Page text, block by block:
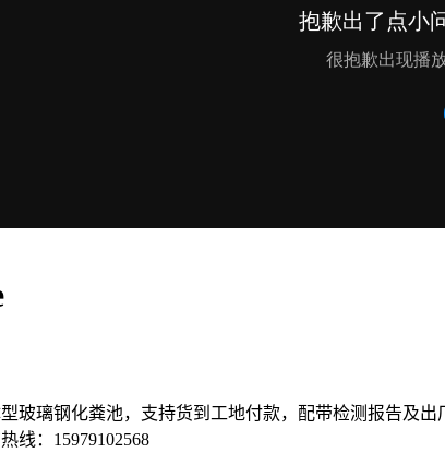
玻璃钢化粪池，支持货到工地付款，配带检测报告及出
线：15979102568